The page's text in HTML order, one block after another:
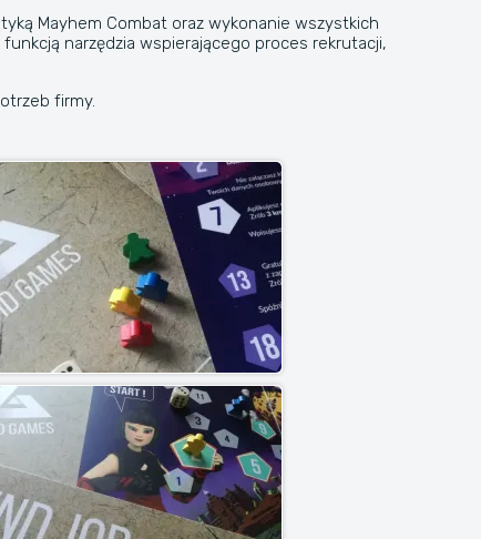
Mayhem Combat oraz wykonanie wszystkich
narzędzia wspierającego proces rekrutacji,
firmy.